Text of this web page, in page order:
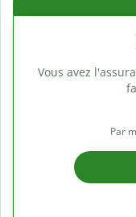
Vous avez
Par